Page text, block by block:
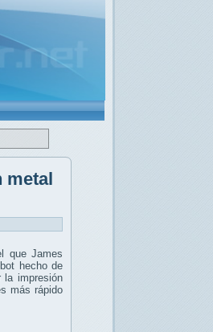
que James
hecho de
impresión
más rápido